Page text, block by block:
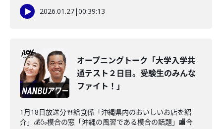
2026.01.27|00:39:13
オープニングトーク「大学入学共
通テスト２日目。受験生のみんな
ファイト！」
1月18日放送分🍴給食係「沖縄県内のおいしいお店を紹
介」💰🍶模合の窓「沖縄の風習である模合の話題」🏬今